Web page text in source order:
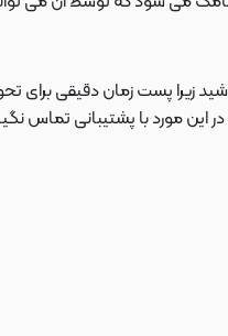
زیرا پست زمان دقیقی برای
با پشتیبانی تماس